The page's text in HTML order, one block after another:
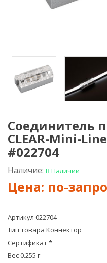
Соединитель
CLEAR-Mini-
#022704
Наличие: В Наличии
Артикул 022704
Тип товара Коннектор
Сертификат *
Вес 0.255 г